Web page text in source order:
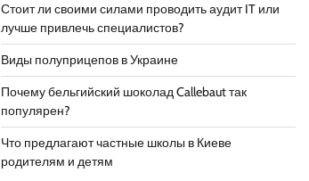
Стоит ли своими силами проводить аудит IT или
лучше привлечь специалистов?
Виды полуприцепов в Украине
Почему бельгийский шоколад Callebaut так
популярен?
Что предлагают частные школы в Киеве
родителям и детям